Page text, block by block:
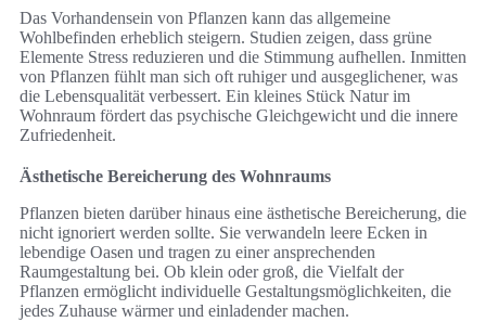
Das Vorhandensein von Pflanzen kann das allgemeine
Wohlbefinden erheblich steigern. Studien zeigen, dass grüne
Elemente Stress reduzieren und die Stimmung aufhellen. Inmitten
von Pflanzen fühlt man sich oft ruhiger und ausgeglichener, was
die Lebensqualität verbessert. Ein kleines Stück Natur im
Wohnraum fördert das psychische Gleichgewicht und die innere
Zufriedenheit.
Ästhetische Bereicherung des Wohnraums
Pflanzen bieten darüber hinaus eine ästhetische Bereicherung, die
nicht ignoriert werden sollte. Sie verwandeln leere Ecken in
lebendige Oasen und tragen zu einer ansprechenden
Raumgestaltung bei. Ob klein oder groß, die Vielfalt der
Pflanzen ermöglicht individuelle Gestaltungsmöglichkeiten, die
jedes Zuhause wärmer und einladender machen.